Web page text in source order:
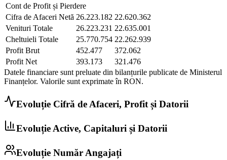
Cont de Profit și Pierdere
Cifra de Afaceri Netă 26.223.182 22.620.362
Venituri Totale
26.223.231 22.635.001
Cheltuieli Totale
25.770.754 22.262.939
Profit Brut
452.477
372.062
Profit Net
393.173
321.476
Datele financiare sunt preluate din bilanțurile publicate de Ministerul
Finanțelor. Valorile sunt exprimate în RON.
Evoluție Cifră de Afaceri, Profit și Datorii
Evoluție Active, Capitaluri și Datorii
Evoluție Număr Angajați